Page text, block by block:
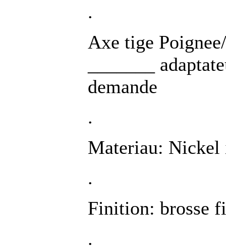
.
Axe tige
_______
demande
.
Materiau:
.
Finition: brosse
.